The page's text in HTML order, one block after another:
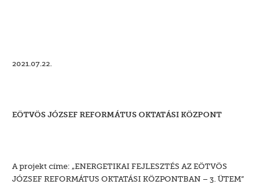
2021.07.22.
EÖTVÖS JÓZSEF REFORMÁTUS OKTATÁSI KÖZPONT
A projekt címe: „ENERGETIKAI FEJLESZTÉS AZ EÖTVÖS
JÓZSEF REFORMÁTUS OKTATÁSI KÖZPONTBAN – 3. ÜTEM”